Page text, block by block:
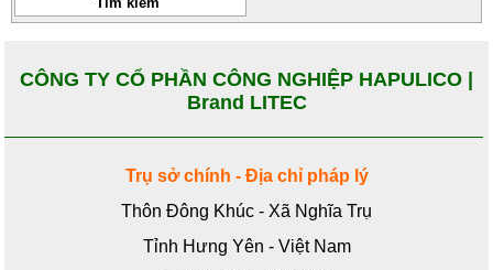
CÔNG TY CỔ PHẦN CÔNG NGHIỆP HAPULICO |
Brand LITEC
Trụ sở chính - Địa chỉ pháp lý
Thôn Đông Khúc - Xã Nghĩa Trụ
Tỉnh Hưng Yên - Việt Nam